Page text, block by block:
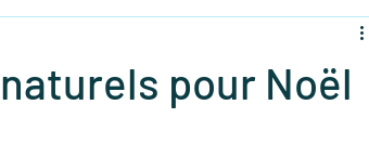
pour Noël